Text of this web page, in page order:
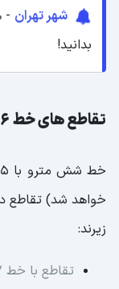
شهر تهران -
بدانید!
تقاطع های خط 6 مترو با سایر خطوط
خواهد شد) تقاطع
زیرند: